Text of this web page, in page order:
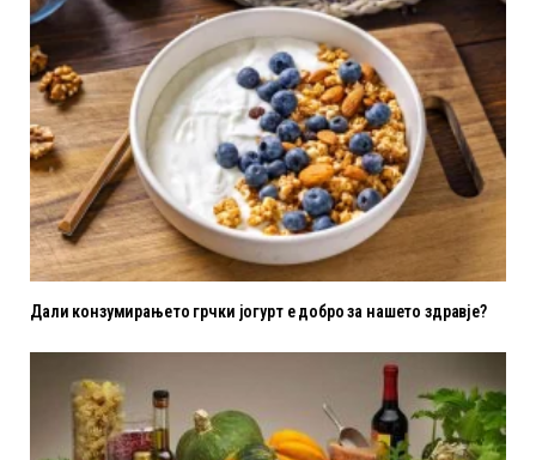
Дали конзумирањето грчки јогурт е добро за нашето здравје?